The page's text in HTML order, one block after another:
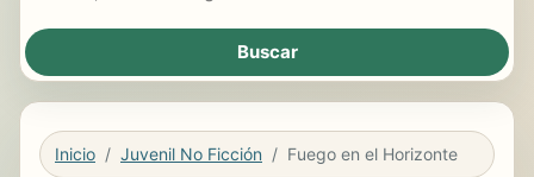
Inicio Juvenil No Ficción Fuego en el Horizonte